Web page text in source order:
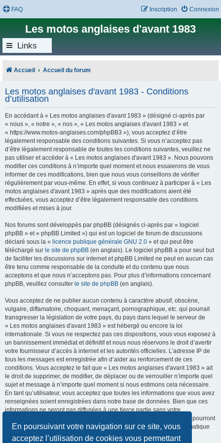
En poursuivant votre navigation sur ce site, vous
acceptez l’utilisation de cookies vous permettant
FAQ Connexion
Inscription
Les motos anglaises d'avant 1983
Links
Accueil Accueil du forum
Les motos anglaises d'avant 1983 - Conditions
d’utilisation
En accédant à « Les motos anglaises d'avant 1983 » (désigné ci-après par
« nous », « notre », « nos », « Les motos anglaises d'avant 1983 » et
« https://www.motos-anglaises.com/phpBB3 »), vous acceptez d’être
légalement responsable des conditions suivantes. Si vous n’acceptez pas
d’être légalement responsable de toutes les conditions suivantes, veuillez ne
pas utiliser et accéder à « Les motos anglaises d'avant 1983 ». Nous pouvons
modifier ces conditions à n’importe quel moment et nous essaierons de vous
informer de ces modifications, bien que nous vous conseillons de vérifier
régulièrement par vous-même. En effet, si vous continuez à participer à « Les
motos anglaises d'avant 1983 » après que des modifications aient été
effectuées, vous acceptez d’être légalement responsable des conditions
modifiées et mises à jour.
Nos forums sont développés par phpBB (désignés ci-après par « logiciel
phpBB » et « phpBB Limited ») qui est un logiciel de forum de discussions
déclaré sous la « licence publique générale GNU 2.0 » et qui peut être
téléchargé sur le site de phpBB (en anglais). Le logiciel phpBB a pour seul but
de faciliter les discussions sur internet et phpBB Limited ne peut en aucun cas
être tenu comme responsable de la conduite et du contenu que nous
acceptons et que nous n’acceptons pas. Pour plus d’informations concernant
phpBB, veuillez consulter le site de phpBB (en anglais).
Vous acceptez de ne publier aucun contenu à caractère abusif, obscène,
vulgaire, diffamatoire, choquant, menaçant, pornographique, etc. qui pourrait
transgresser la législation de votre pays, du pays dans lequel le serveur de
« Les motos anglaises d'avant 1983 » est hébergé ou encore la loi
internationale. Si vous ne respectez pas ces dispositions, vous vous exposez à
un bannissement immédiat et définitif et nous nous réservons le droit d’avertir
votre fournisseur d’accès à internet et les autorités officielles. L’adresse IP de
tous les messages est enregistrée afin d’aider au renforcement de ces
conditions. Vous acceptez le fait que « Les motos anglaises d'avant 1983 » ait
le droit de supprimer, de modifier, de déplacer ou de verrouiller n’importe quel
sujet et message à n’importe quel moment si nous estimons cela nécessaire.
En tant qu’utilisateur, vous acceptez que toutes les informations que vous avez
renseignées soient enregistrées dans notre base de données. Bien que ces
informations ne seront pas diffusées à une tierce partie sans votre
consentement, ni « Les motos anglaises d'avant 1983 », ni phpBB, ne pourront
être tenus comme responsables en cas de tentative de piratage informatique
visant à compromettre vos données.